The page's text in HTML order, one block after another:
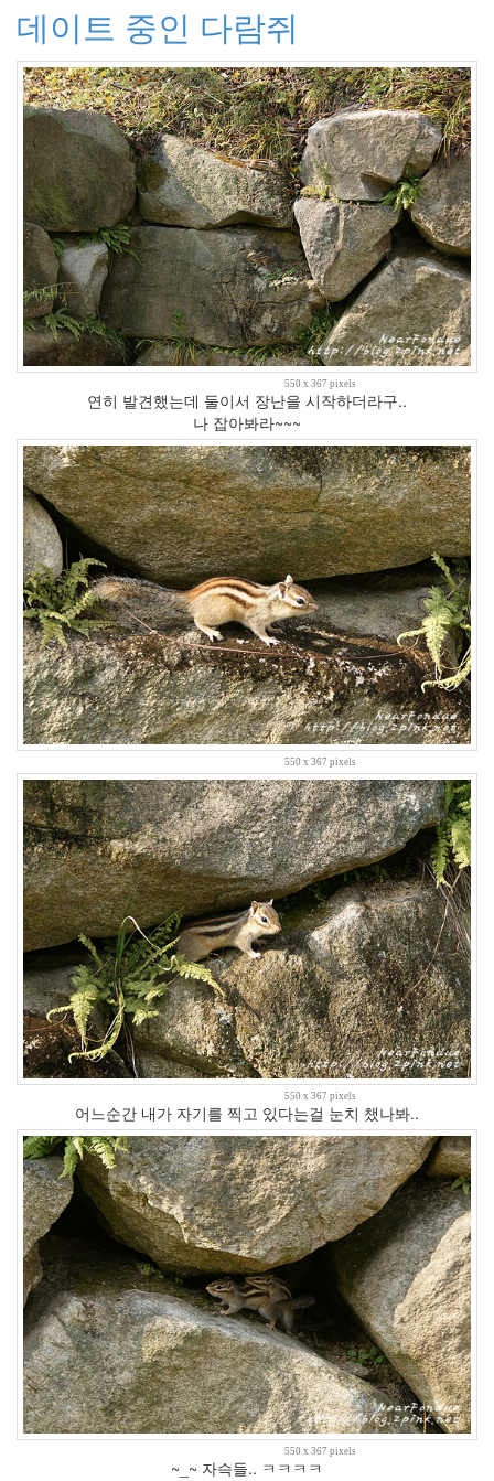
데이트 중인 다람쥐
550 x 367 pixels
연히 발견했는데 둘이서 장난을 시작하더라구..
나 잡아봐라~~~
550 x 367 pixels
550 x 367 pixels
어느순간 내가 자기를 찍고 있다는걸 눈치 챘나봐..
550 x 367 pixels
~_~ 자슥들.. ㅋㅋㅋㅋ
0
2012
년
6
월
0
2012
년
7
월
1
2012
년
8
월
0
2012
월
0
2019
년
1
2020
년
2
2021
년
8
느
낌
88
원
하
고
원
하
는
2
시
네
마
스
토
리
22
나
를
리
는
음
악
41
스
크
랩
21
그
외
2
데
이
터